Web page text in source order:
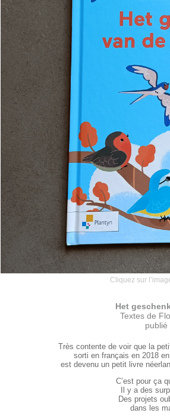
Cliquez sur
Het
Textes de
publié
Très contente de voir que la
sorti en français en 2018
est devenu un petit livre
C’est pour ça
Il y a des
Des projets
dans les